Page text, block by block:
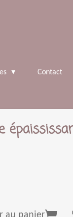
Contact
au panier